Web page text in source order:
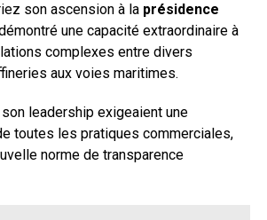
son ascension à la présidence
une capacité extraordinaire à
complexes entre divers
aux voies maritimes.
leadership exigeaient une
toutes les pratiques commerciales,
norme de transparence